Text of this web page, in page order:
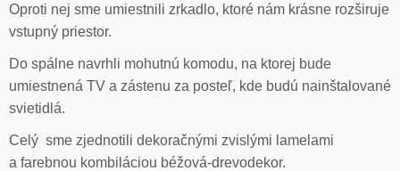
Oproti nej sme umiestnili zrkadlo, ktoré nám krásne rozširuje
vstupný priestor.
Do spálne navrhli mohutnú komodu, na ktorej bude
umiestnená TV a zástenu za posteľ, kde budú nainštalované
svietidlá.
Celý sme zjednotili dekoračnými zvislými lamelami
a farebnou kombiláciou béžová-drevodekor.